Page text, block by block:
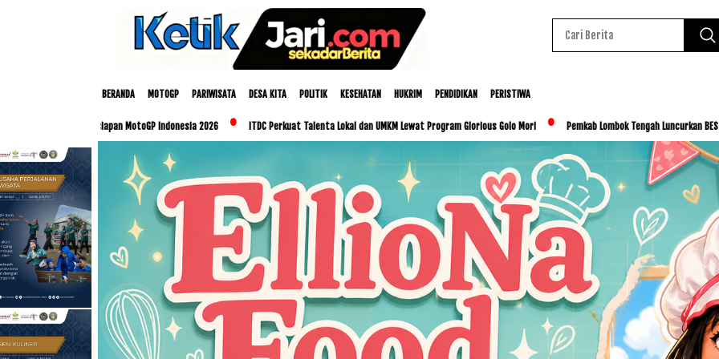
BERANDA MOTOGP PARIWISATA DESA KITA POLITIK KESEHATAN HUKRIM PENDIDIKAN PERISTIWA
MotoGP Indonesia 2026 ITDC Perkuat Talenta Lokal dan UMKM Lewat Program Glorious Golo Mori Pemkab Lombok Tengah Luncurkan BESTI, Libatkan